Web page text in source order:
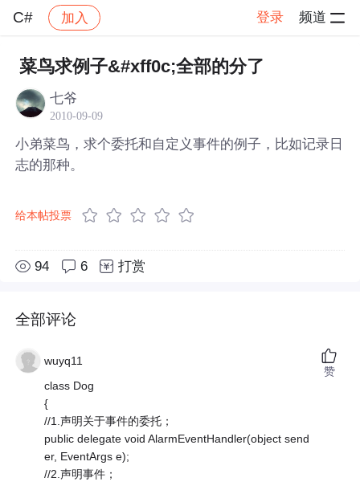
C# 加入 登录 频道
社区 C# 帖子详情
菜鸟求例子&#xff0c;全部的分了
七爷
2010-09-09
小弟菜鸟，求个委托和自定义事件的例子，比如记录日
志的那种。
给本帖投票
94 6 打赏
全部评论
wuyq11
class Dog
{
//1.声明关于事件的委托；
public delegate void AlarmEventHandler(object send
er, EventArgs e);
//2.声明事件；
赞